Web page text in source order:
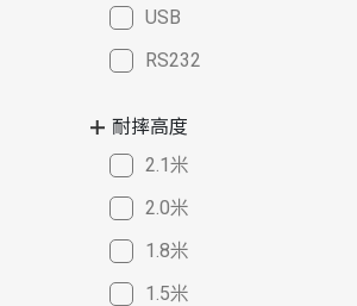
USB
RS232
耐摔高度
2.1米
2.0米
1.8米
1.5米